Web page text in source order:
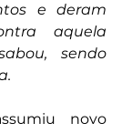
e deram
aquela
sendo
novo